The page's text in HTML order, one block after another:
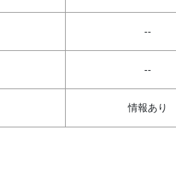
--
--
情報あり